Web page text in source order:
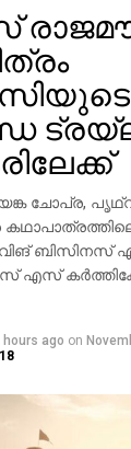
ചോപ്ര,
ബിസിനസ്
എസ്
hours ago on